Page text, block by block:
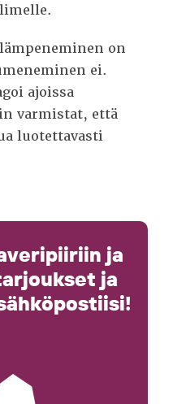
on
ei.
ajoissa
varmistat, että
luotettavasti
ja
ja